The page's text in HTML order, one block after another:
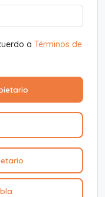
a Términos de